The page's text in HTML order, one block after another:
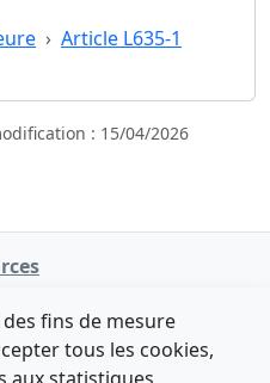
Article L635-1
: 15/04/2026
- API
fins de mesure
tous les cookies,